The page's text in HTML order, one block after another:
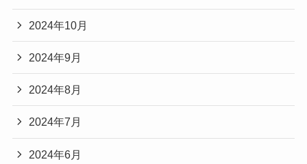
2024年10月
2024年9月
2024年8月
2024年7月
2024年6月